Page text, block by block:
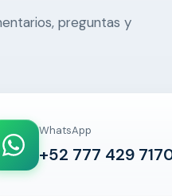
preguntas y
WhatsApp
+52 777 429